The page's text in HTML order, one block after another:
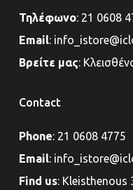
Τηλέφωνο: 21 0608
Email:
Βρείτε μας:
Contact
Phone: 21 0608 4775
Email:
Find us: Kleisthenous